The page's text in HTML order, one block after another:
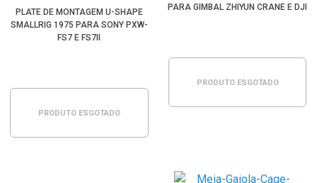
PLATE DE MONTAGEM U-SHAPE
SMALLRIG 1975 PARA SONY PXW-
FS7 E FS7II
PRODUTO ESGOTADO
PARA GIMBAL ZHIYUN CRANE E DJI
PRODUTO ESGOTADO